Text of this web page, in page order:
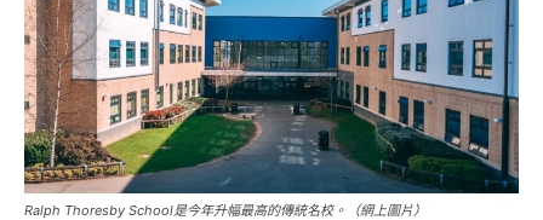
Ralph Thoresby School是今年升幅最高的傳統名校。（網上圖片）